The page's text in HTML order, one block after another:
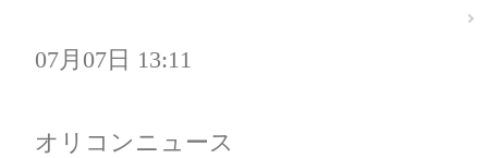
07月07日 13:11
オリコンニュース